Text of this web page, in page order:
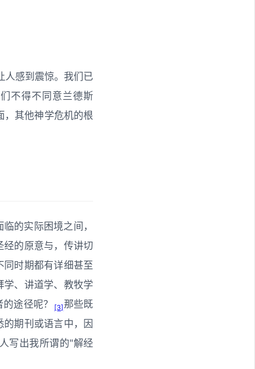
人感到震惊。我们已
不得不同意兰德斯
，其他神学危机的根
的实际困境之间，
的原意与，传讲切
时期都有详细甚至
、讲道学、教牧学
途径呢？
[3] 那些既
期刊或语言中，因
写出我所谓的"解经